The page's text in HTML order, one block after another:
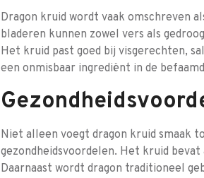
Dragon kruid wordt vaak omschreven
bladeren kunnen zowel vers als
Het kruid past goed bij visgerechten,
een onmisbaar ingrediënt in de
Niet alleen voegt dragon kruid smaak
gezondheidsvoordelen. Het kruid
Daarnaast wordt dragon traditioneel